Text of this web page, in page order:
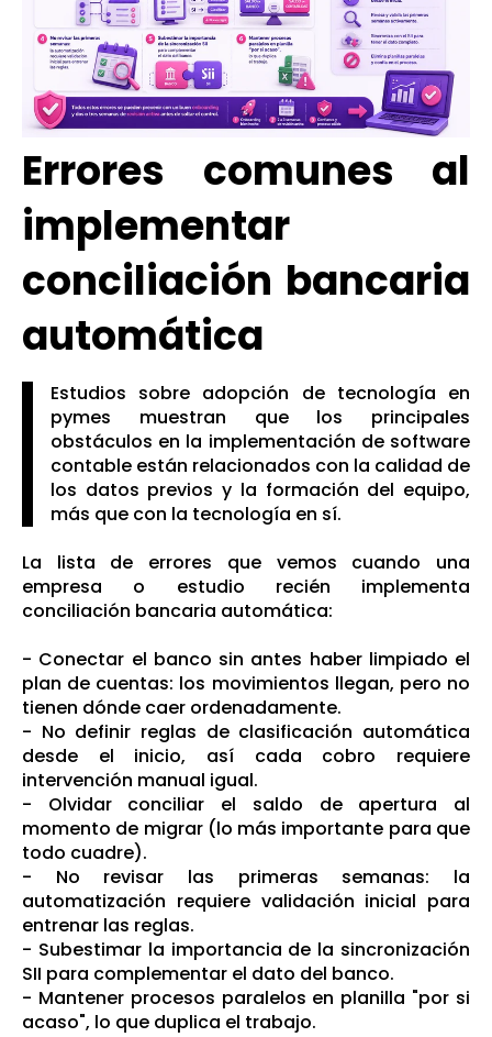
Errores comunes al
implementar
conciliación bancaria
automática
Estudios sobre adopción de tecnología en
pymes muestran que los principales
obstáculos en la implementación de software
contable están relacionados con la calidad de
los datos previos y la formación del equipo,
más que con la tecnología en sí.
La lista de errores que vemos cuando una
empresa o estudio recién implementa
conciliación bancaria automática:
- Conectar el banco sin antes haber limpiado el
plan de cuentas: los movimientos llegan, pero no
tienen dónde caer ordenadamente.
- No definir reglas de clasificación automática
desde el inicio, así cada cobro requiere
intervención manual igual.
- Olvidar conciliar el saldo de apertura al
momento de migrar (lo más importante para que
todo cuadre).
- No revisar las primeras semanas: la
automatización requiere validación inicial para
entrenar las reglas.
- Subestimar la importancia de la sincronización
SII para complementar el dato del banco.
- Mantener procesos paralelos en planilla "por si
acaso", lo que duplica el trabajo.